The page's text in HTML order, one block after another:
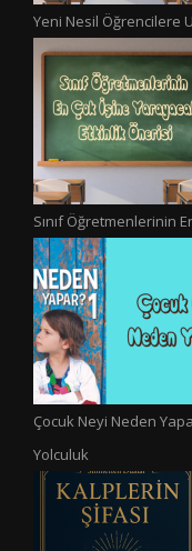
Yeni Nesil Öğrencilere
Sınıf Öğretmenlerinin
Çocuk Neyi Neden
Yolculuk